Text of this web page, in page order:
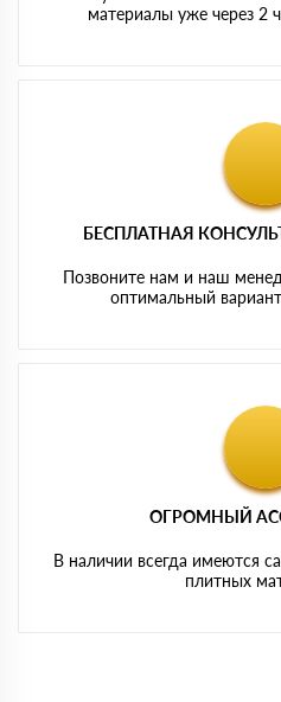
материалы уже через 2
БЕСПЛАТНАЯ
Позвоните нам и наш
оптимальный
ОГРОМНЫЙ
В наличии всегда имеются
плитных